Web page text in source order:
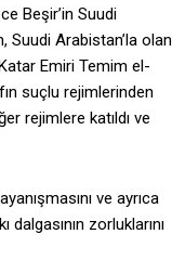
Beşir’in Suudi
Suudi Arabistan’la olan
Emiri Temim el-
suçlu rejimlerinden
rejimlere katıldı ve
ve ayrıca
zorluklarını